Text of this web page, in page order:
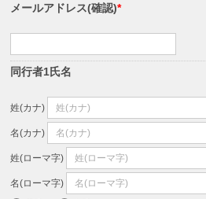
メールアドレス(確認)*
同行者1氏名
姓(カナ)
名(カナ)
姓(ローマ字)
名(ローマ字)